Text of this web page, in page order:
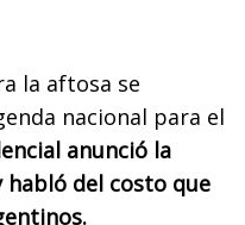
la aftosa se
nacional para el
anunció la
del costo que